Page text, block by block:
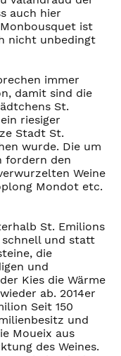
auch hier
ist
nicht unbedingt
immer
damit sind die
St.
riesiger
Stadt St.
wurde. Die um
fordern den
Weine
Mondot etc.
St. Emilions
und statt
die
und
Kies die Wärme
ab. 2014er
Seit 150
und
Moueix aus
des Weines.